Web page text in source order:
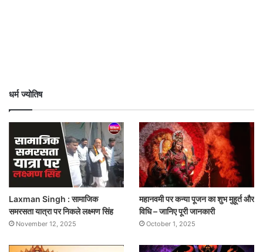
धर्म ज्योतिष
Laxman Singh : सामाजिक
समरसता यात्रा पर निकले लक्ष्मण सिंह
November 12, 2025
महानवमी पर कन्या पूजन का शुभ मुहूर्त और
विधि – जानिए पूरी जानकारी
October 1, 2025